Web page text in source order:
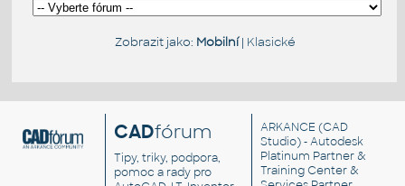
Zobrazit jako: Mobilní| Klasické
CADfórum
Tipy, triky, podpora,
pomoc a rady pro
ARKANCE (CAD
Studio) - Autodesk
Platinum Partner &
Training Center &